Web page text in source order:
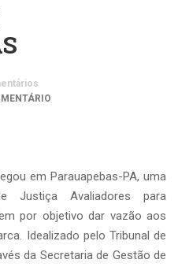
em Parauapebas-PA, uma
Justiça Avaliadores para
por objetivo dar vazão aos
Idealizado pelo Tribunal de
da Secretaria de Gestão de